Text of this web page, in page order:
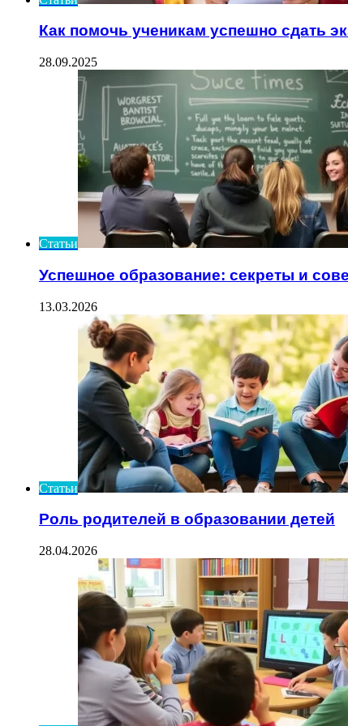
Как помочь ученикам успешно сдать
28.09.2025
Статьи
Успешное образование: секреты и
13.03.2026
Статьи
Роль родителей в образовании детей
28.04.2026